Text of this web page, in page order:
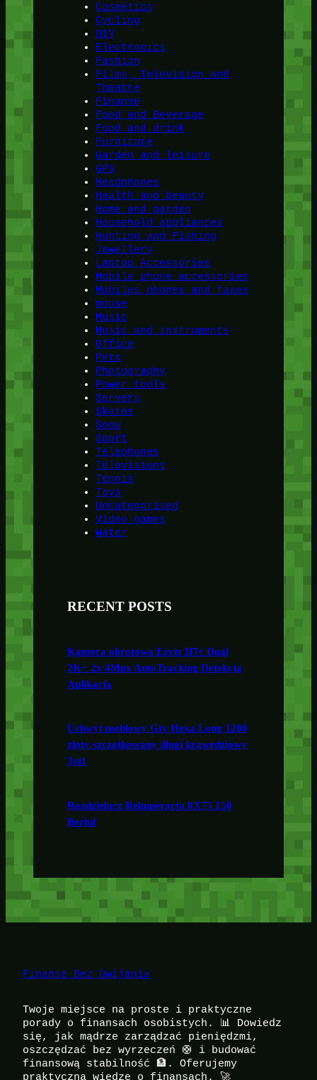
Cosmetics
Cycling
DIY
Electronics
Fashion
Films, Television and
Theatre
Finanse
Food and Beverage
Food and drink
Furniture
Garden and leisure
GPS
Headphones
Health and beauty
Home and garden
Household appliances
Hunting and Fishing
Jewellery
Laptop Accessories
Mobile phone accessories
Mobiles phones and faxes
mouse
Music
Music and instruments
Office
Pets
Photography
Power tools
Servers
Skates
Snow
Sport
Telephones
Televisions
Tennis
Toys
Uncategorised
Video games
Water
RECENT POSTS
Kamera obrotowa Ezviz H7c Dual
2K+ 2x 4Mpx AutoTracking Detekcja
Aplikacja
Uchwyt meblowy Gtv Hexa Long 1200
złoty szczotkowany długi krawędziowy
3szt
Rozdzielacz Rekuperacja 8X75 150
Berluf
Finanse Bez Owijania
Twoje miejsce na proste i praktyczne
porady o finansach osobistych. 📊 Dowiedz
się, jak mądrze zarządzać pieniędzmi,
oszczędzać bez wyrzeczeń 🛟 i budować
finansową stabilność 🏦. Oferujemy
praktyczną wiedzę o finansach. 🚀